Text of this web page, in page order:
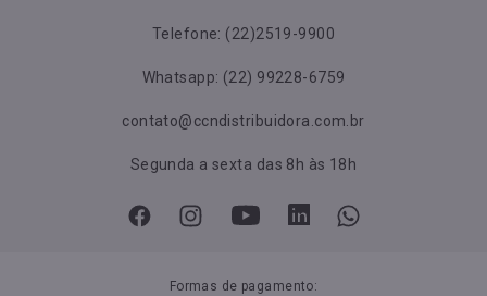
Telefone: (22)2519-9900
Whatsapp: (22) 99228-6759
contato@ccndistribuidora.com.br
Segunda a sexta das 8h às 18h
Formas de pagamento: